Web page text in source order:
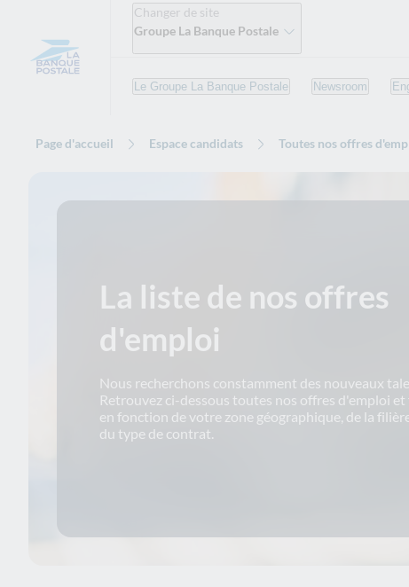
Changer de site
Groupe La Banque Postale
Le Groupe La Banque Postale Newsroom
Page d'accueil Espace candidats Toutes nos offres
La liste de nos offres
d'emploi
Nous recherchons constamment des nouveaux
Retrouvez ci-dessous toutes nos offres d'emploi
en fonction de votre zone géographique, de la
du type de contrat.